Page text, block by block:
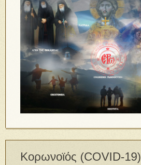
Κορωνοϊός (COVID-19)